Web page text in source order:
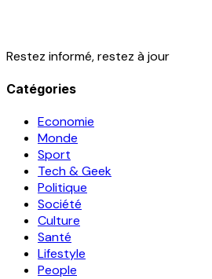
Restez informé, restez à jour
Catégories
Economie
Monde
Sport
Tech & Geek
Politique
Société
Culture
Santé
Lifestyle
People